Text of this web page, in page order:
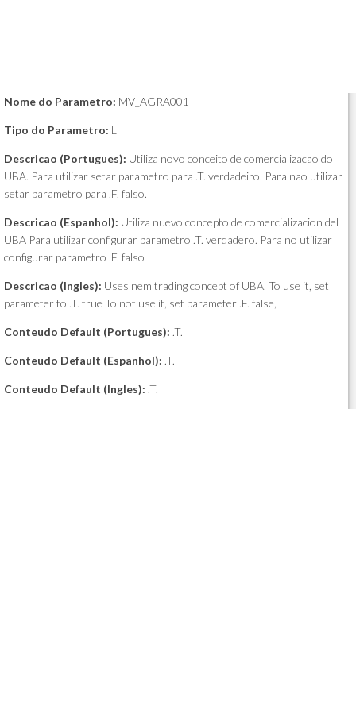
Nome do Parametro: MV_AGRA001
Tipo do Parametro: L
Descricao (Portugues): Utiliza novo conceito de comercializacao do
UBA. Para utilizar setar parametro para .T. verdadeiro. Para nao utilizar
setar parametro para .F. falso.
Descricao (Espanhol): Utiliza nuevo concepto de comercializacion del
UBA Para utilizar configurar parametro .T. verdadero. Para no utilizar
configurar parametro .F. falso
Descricao (Ingles): Uses nem trading concept of UBA. To use it, set
parameter to .T. true To not use it, set parameter .F. false,
Conteudo Default (Portugues): .T.
Conteudo Default (Espanhol): .T.
Conteudo Default (Ingles): .T.